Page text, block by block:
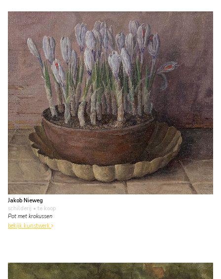
Jakob Nieweg
schilderij • te koop
Pot met krokussen
bekijk kunstwerk